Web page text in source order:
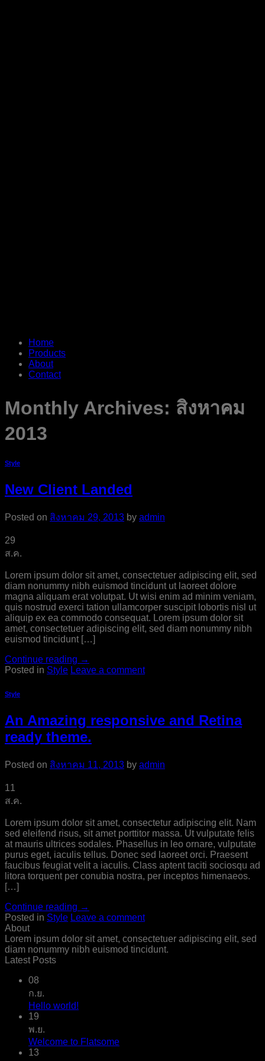
Home
Products
About
Contact
Monthly Archives: สิงหาคม
2013
Style
New Client Landed
Posted on สิงหาคม 29, 2013 by admin
29
ส.ค.
Lorem ipsum dolor sit amet, consectetuer adipiscing elit, sed
diam nonummy nibh euismod tincidunt ut laoreet dolore
magna aliquam erat volutpat. Ut wisi enim ad minim veniam,
quis nostrud exerci tation ullamcorper suscipit lobortis nisl ut
aliquip ex ea commodo consequat. Lorem ipsum dolor sit
amet, consectetuer adipiscing elit, sed diam nonummy nibh
euismod tincidunt […]
Continue reading →
Posted in Style Leave a comment
Style
An Amazing responsive and Retina
ready theme.
Posted on สิงหาคม 11, 2013 by admin
11
ส.ค.
Lorem ipsum dolor sit amet, consectetur adipiscing elit. Nam
sed eleifend risus, sit amet porttitor massa. Ut vulputate felis
at mauris ultrices sodales. Phasellus in leo ornare, vulputate
purus eget, iaculis tellus. Donec sed laoreet orci. Praesent
faucibus feugiat velit a iaculis. Class aptent taciti sociosqu ad
litora torquent per conubia nostra, per inceptos himenaeos.
[…]
Continue reading →
Posted in Style Leave a comment
About
Lorem ipsum dolor sit amet, consectetuer adipiscing elit, sed
diam nonummy nibh euismod tincidunt.
Latest Posts
08
ก.ย.
Hello world!
19
พ.ย.
Welcome to Flatsome
13